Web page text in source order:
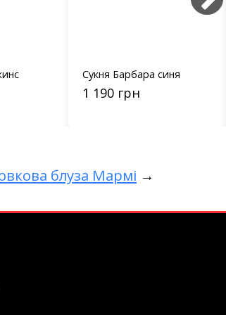
Сукня Барбара синя
1 190 грн
блуза Мармі →